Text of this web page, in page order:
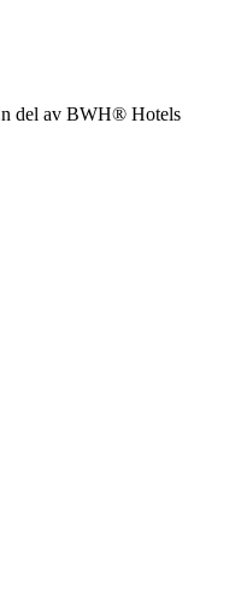
del av BWH® Hotels